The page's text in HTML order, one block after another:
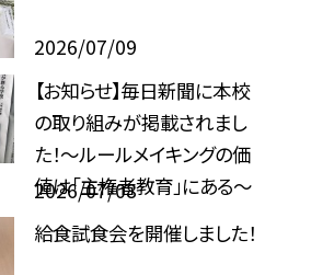
2026/07/09
【お知らせ】毎日新聞に本校
の取り組みが掲載されまし
た！〜ルールメイキングの価
値は「主権者教育」にある〜
2026/07/08
給食試食会を開催しました！